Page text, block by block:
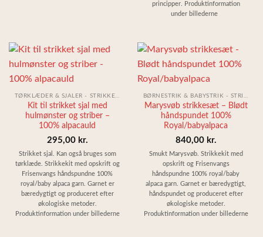
principper. Produktinformation
under billederne
TØRKLÆDER & SJALER - STRIKKEKIT
Kit til strikket sjal med
hulmønster og striber –
100% alpacauld
295,00 kr.
Strikket sjal. Kan også bruges som
tørklæde. Strikkekit med opskrift og
Frisenvangs håndspundne 100%
royal/baby alpaca garn. Garnet er
bæredygtigt og produceret efter
økologiske metoder.
Produktinformation under billederne
BØRNESTRIK & BABYSTRIK - STRIKKESÆT
Marysvøb strikkesæt – Blødt
håndspundet 100%
Royal/babyalpaca
840,00 kr.
Smukt Marysvøb. Strikkekit med
opskrift og Frisenvangs
håndspundne 100% royal/baby
alpaca garn. Garnet er bæredygtigt,
håndspundet og produceret efter
økologiske metoder.
Produktinformation under billederne